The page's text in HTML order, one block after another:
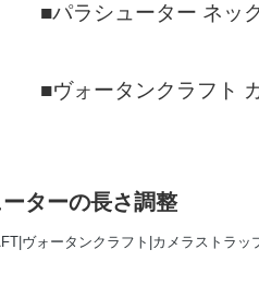
■パラシューター ネッ
■ヴォータンクラフト
ターの長さ調整